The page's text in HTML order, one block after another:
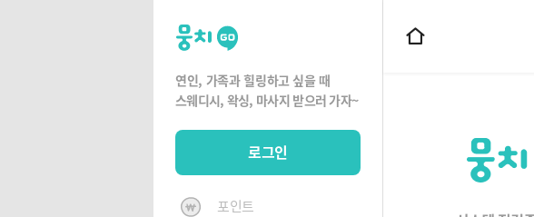
뭉
치
고
연인, 가족과 힐링하고 싶을 때
스웨디시, 왁싱, 마사지 받으러 가자~
로그인
포인트
홈